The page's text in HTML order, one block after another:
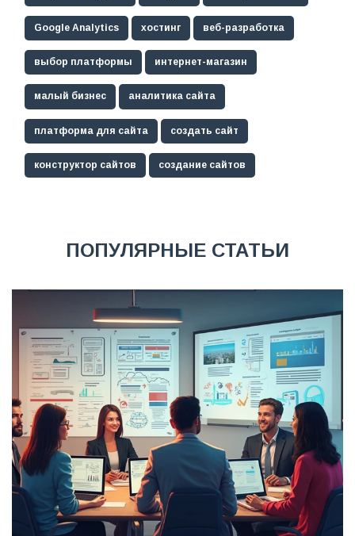
Google Analytics хостинг веб-разработка
выбор платформы интернет-магазин
малый бизнес аналитика сайта
платформа для сайта создать сайт
конструктор сайтов создание сайтов
ПОПУЛЯРНЫЕ СТАТЬИ